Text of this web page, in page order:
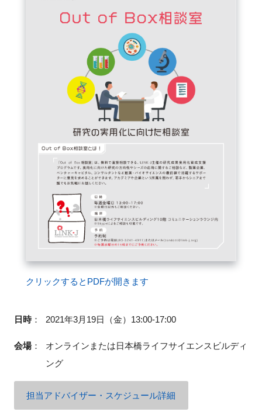
閉じる
クリックするとPDFが開きます
日時： 2021年3月19日（金）13:00-17:00
会場：
オンラインまたは日本橋ライフサイエンスビルディ
ング
担当アドバイザー・スケジュール詳細